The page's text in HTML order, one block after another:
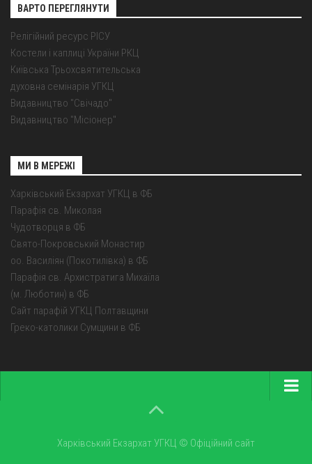
ВАРТО ПЕРЕГЛЯНУТИ
Релігійний ресурс РІСУ
Костели і каплиці України РКЦ
Київська Трьохсвятительська
духовна семінарія УГКЦ
Видавництво "Свічадо"
Видавництво "Місіонер"
МИ В МЕРЕЖІ
Харківський Екзархат УГКЦ в ФБ
Парафія св. Миколая
Чудотворця в ФБ
Свято-Покровський Монастир
оо. Василіян (Покотилівка) в ФБ
Парафія св. Архистратига Михаїла
(м. Люботин) в ФБ
Сайт парафій УГКЦ Полтавщини
Греко-католики Сумщини в ФБ
Про екзархатХарківський Екзархат УГКЦ © Офіційний сайт